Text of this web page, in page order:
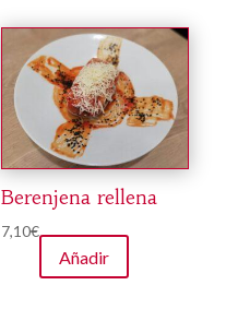
Berenjena rellena
7,10€
Añadir